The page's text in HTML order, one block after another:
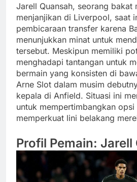
Jarell Quansah, seorang bakat
menjanjikan di Liverpool, saat
pembicaraan transfer karena
menunjukkan minat untuk
tersebut. Meskipun memiliki
menghadapi tantangan untuk
bermain yang konsisten di
Arne Slot dalam musim
kepala di Anfield. Situasi ini
untuk mempertimbangkan
memperkuat lini belakang
Profil Pemain: Jarell